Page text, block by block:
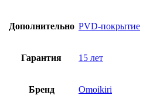
Дополнительно PVD-покрытие
Гарантия 15 лет
Бренд Omoikiri